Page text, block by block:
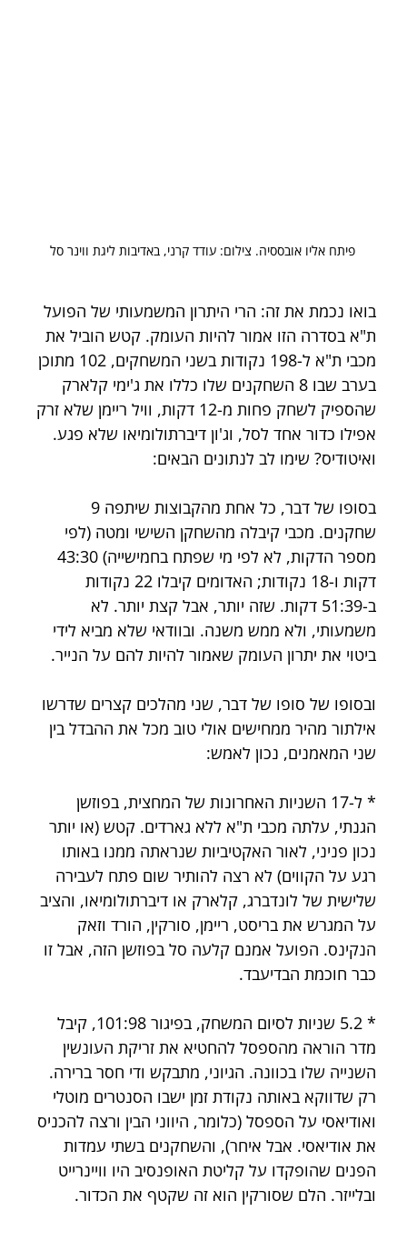
פיתח אליו אובססיה. צילום: עודד קרני, באדיבות ליגת ווינר סל
בואו נכמת את זה: הרי היתרון המשמעותי של הפועל
ת"א בסדרה הזו אמור להיות העומק. קטש הוביל את
מכבי ת"א ל-198 נקודות בשני המשחקים, 102 מתוכן
בערב שבו 8 השחקנים שלו כללו את ג'ימי קלארק
שהספיק לשחק פחות מ-12 דקות, וויל ריימן שלא זרק
אפילו כדור אחד לסל, וג'ון דיברתולומיאו שלא פגע.
ואיטודיס? שימו לב לנתונים הבאים:
שחקנים. מכבי קיבלה מהשחקן השישי ומטה (לפי
מספר הדקות, לא לפי מי שפתח בחמישייה) 43:30
דקות ו-18 נקודות; האדומים קיבלו 22 נקודות
ב-51:39 דקות. שזה יותר, אבל קצת יותר. לא
משמעותי, ולא ממש משנה. ובוודאי שלא מביא לידי
ביטוי את יתרון העומק שאמור להיות להם על הנייר.
ובסופו של סופו של דבר, שני מהלכים קצרים שדרשו
אילתור מהיר ממחישים אולי טוב מכל את ההבדל בין
שני המאמנים, נכון לאמש:
* ל-17 השניות האחרונות של המחצית, בפוזשן
הגנתי, עלתה מכבי ת"א ללא גארדים. קטש (או יותר
נכון פניני, לאור האקטיביות שנראתה ממנו באותו
רגע על הקווים) לא רצה להותיר שום פתח לעבירה
שלישית של לונדברג, קלארק או דיברתולומיאו, והציב
על המגרש את בריסט, ריימן, סורקין, הורד וזאק
הנקינס. הפועל אמנם קלעה סל בפוזשן הזה, אבל זו
כבר חוכמת הבדיעבד.
* 5.2 שניות לסיום המשחק, בפיגור 101:98, קיבל
מדר הוראה מהספסל להחטיא את זריקת העונשין
השנייה שלו בכוונה. הגיוני, מתבקש ודי חסר ברירה.
רק שדווקא באותה נקודת זמן ישבו הסנטרים מוטלי
ואודיאסי על הספסל (כלומר, היווני הבין ורצה להכניס
את אודיאסי. אבל איחר), והשחקנים בשתי עמדות
הפנים שהופקדו על קליטת האופנסיב היו וויינרייט
ובלייזר. הלם שסורקין הוא זה שקטף את הכדור.